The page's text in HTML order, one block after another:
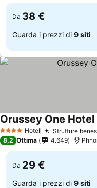
Da 38 €
Guarda i prezzi di 9 siti
4 Stelle Hotel Strutture
Orussey One
8,2 Ottima 4.649
Da 29 €
Guarda i prezzi di 9 siti